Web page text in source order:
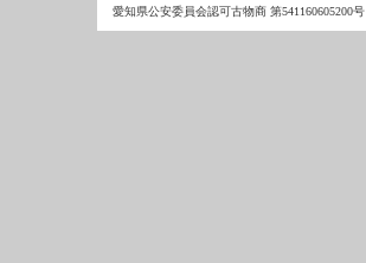
愛知県公安委員会認可古物商 第541160605200号